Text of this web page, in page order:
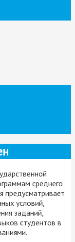
среднего
предусматривает
условий,
заданий,
студентов в